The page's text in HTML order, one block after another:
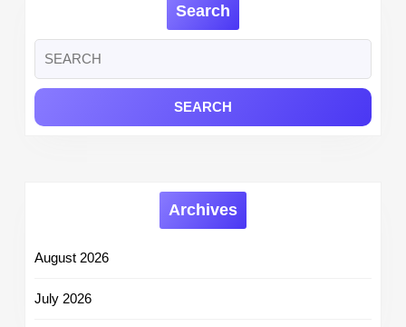
Search
for:
Archives
August 2026
July 2026